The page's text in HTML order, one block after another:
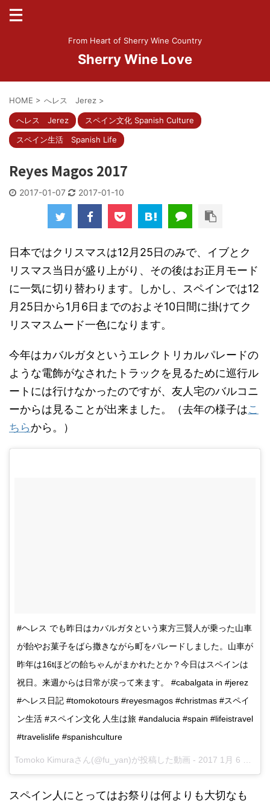
From Heart of Sherry Wine Country
Sherry Wine Love
HOME > へレス Jerez >
へレス Jerez
スペイン文化 Spanish Culture
スペイン生活 Spanish Life
Reyes Magos 2017
2017-01-07 2017-01-10
日本ではクリスマスは12月25日のみで、イブとク
リスマス当日が盛り上がり、その後はお正月モード
に一気に切り替わります。しかし、スペインでは12
月25日から1月6日までのおよそ10日間に掛けてク
リスマスムード一色になります。
今年はカバルガタというエレクトリカルパレードの
ような電飾がなされたトラックを見るために巡行ル
ートには行けなかったのですが、友人宅のバルコニ
ーからは見ることが出来ました。（去年の様子はこ
ちらから。）
#ヘレス でも昨日はカバルガタという東方三賢人が乗った山車
が飴やお菓子をばら撒きながら町をパレードしました。山車が
昨年は16tほどの飴ちゃんがまかれたとか？今日はスペインは
祝日。来週からは日常が戻って来ます。 #cabalgata in #jerez
#ヘレス日記 #tomokotours #reyesmagos #christmas #スペイ
ン生活 #スペイン文化 人生は旅 #andalucia #spain #lifeistravel
#travelislife #spanishculture
Tomoko Kimuraさん(@fu_yan)が投稿した動画 - 2017 1月 6 4:41午前 PST
スペイン人にとってはお祭りは何よりも大切なも